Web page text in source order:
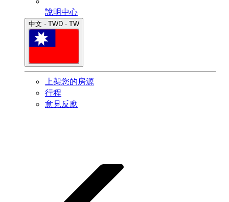
說明中心
中文 · TWD · TW
上架您的房源
行程
意見反應